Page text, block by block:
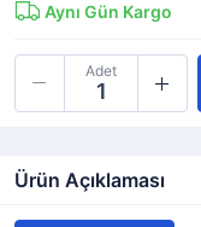
Aynı Gün Kargo
Adet
Ürün Açıklaması